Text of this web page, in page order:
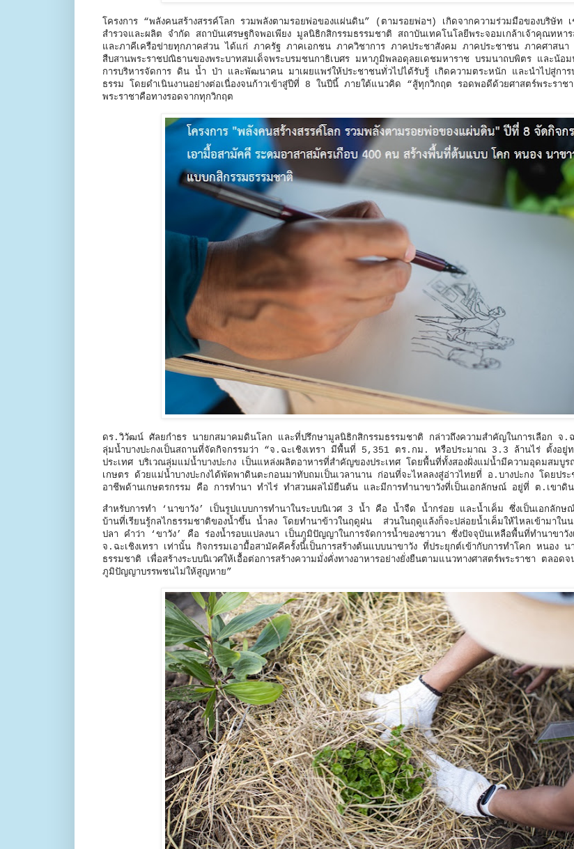
โครงการ “พลังคนสร้างสรรค์โลก รวมพลังตามรอยพ่อของแผ่นดิน” (ตามรอยพ่อฯ) เกิดจากความร่วมมือของบริษัท เ
สำรวจและผลิต จำกัด สถาบันเศรษฐกิจพอเพียง มูลนิธิกสิกรรมธรรมชาติ สถาบันเทคโนโลยีพระจอมเกล้าเจ้าคุณทห
และภาคีเครือข่ายทุกภาคส่วน ได้แก่ ภาครัฐ ภาคเอกชน ภาควิชาการ ภาคประชาสังคม ภาคประชาชน ภาคศาสน
สืบสานพระราชปณิธานของพระบาทสมเด็จพระบรมชนกาธิเบศร มหาภูมิพลอดุลยเดชมหาราช บรมนาถบพิตร และน้อม
การบริหารจัดการ ดิน น้ำ ป่า และพัฒนาคน มาเผยแพร่ให้ประชาชนทั่วไปได้รับรู้ เกิดความตระหนัก และนำไปสู่การ
ธรรม โดยดำเนินงานอย่างต่อเนื่องจนก้าวเข้าสู่ปีที่ 8 ในปีนี้ ภายใต้แนวคิด “สู้ทุกวิกฤต รอดพอดีด้วยศาสตร์พระราช
พระราชาคือทางรอดจากทุกวิกฤต
ดร.วิวัฒน์ ศัลยกำธร นายกสมาคมดินโลก และที่ปรึกษามูลนิธิกสิกรรมธรรมชาติ กล่าวถึงความสำคัญในการเลือก จ.ฉ
ลุ่มน้ำบางปะกงเป็นสถานที่จัดกิจกรรมว่า “จ.ฉะเชิงเทรา มีพื้นที่ 5,351 ตร.กม. หรือประมาณ 3.3 ล้านไร่ ตั้งอยู่ท
ประเทศ บริเวณลุ่มแม่น้ำบางปะกง เป็นแหล่งผลิตอาหารที่สำคัญของประเทศ โดยพื้นที่ทั้งสองฝั่งแม่น้ำมีความอุดมสมบูร
เกษตร ด้วยแม่น้ำบางปะกงได้พัดพาดินตะกอนมาทับถมเป็นเวลานาน ก่อนที่จะไหลลงสู่อ่าวไทยที่ อ.บางปะกง โดยปร
อาชีพด้านเกษตรกรรม คือ การทำนา ทำไร่ ทำสวนผลไม้ยืนต้น และมีการทำนาขาวังที่เป็นเอกลักษณ์ อยู่ที่ ต.เขาดิ
สำหรับการทำ ‘นาขาวัง’ เป็นรูปแบบการทำนาในระบบนิเวศ 3 น้ำ คือ น้ำจืด น้ำกร่อย และน้ำเค็ม ซึ่งเป็นเอกลัก
บ้านที่เรียนรู้กลไกธรรมชาติของน้ำขึ้น น้ำลง โดยทำนาข้าวในฤดูฝน ส่วนในฤดูแล้งก็จะปล่อยน้ำเค็มให้ไหลเข้ามาใน
ปลา คำว่า ‘ขาวัง’ คือ ร่องน้ำรอบแปลงนา เป็นภูมิปัญญาในการจัดการน้ำของชาวนา ซึ่งปัจจุบันเหลือพื้นที่ทำนาขาวั
จ.ฉะเชิงเทรา เท่านั้น กิจกรรมเอามื้อสามัคคีครั้งนี้เป็นการสร้างต้นแบบนาขาวัง ที่ประยุกต์เข้ากับการทำโคก หนอง
ธรรมชาติ เพื่อสร้างระบบนิเวศให้เอื้อต่อการสร้างความมั่งคั่งทางอาหารอย่างยั่งยืนตามแนวทางศาสตร์พระราชา ตลอด
ภูมิปัญญาบรรพชนไม่ให้สูญหาย”